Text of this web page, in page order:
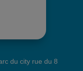
du city rue du 8